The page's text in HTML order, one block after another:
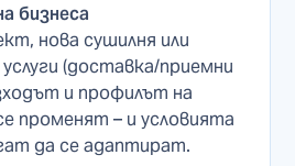
бизнеса
нова сушилня или
(доставка/приемни
и профилът на
променят – и условията
да се адаптират.